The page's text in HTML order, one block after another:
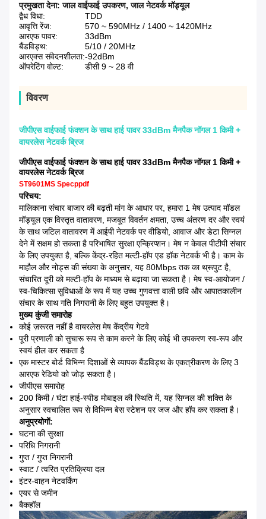
प्रमुखता देना:जाल वाईफाई उपकरण,जाल नेटवर्क मॉड्यूल
द्वैध विधा:
TDD
आवृत्ति रेंज:
570 ~ 590MHz / 1400 ~ 1420MHz
आरएफ पावर:
33dBm
बैंडविड्थ:
5/10 / 20MHz
आरएक्स संवेदनशीलता:-92dBm
ऑपरेटिंग वोल्ट:
डीसी 9 ~ 28 वी
विवरण
जीपीएस वाईफाई फंक्शन के साथ हाई पावर 33dBm मैनपैक नॉगल 1 किमी +
वायरलेस नेटवर्क ब्रिज
जीपीएस वाईफाई फंक्शन के साथ हाई पावर 33dBm मैनपैक नॉगल 1 किमी +
वायरलेस नेटवर्क ब्रिज
ST9601MS Specppdf
परिचय:
मालिकाना संचार बाजार की बढ़ती मांग के आधार पर, हमारा 1 मेष उत्पाद मॉडल
मॉड्यूल एक विस्तृत वातावरण, मजबूत विवर्तन क्षमता, उच्च अंतरण दर और स्वयं
के साथ जटिल वातावरण में आईपी नेटवर्क पर वीडियो, आवाज और डेटा सिग्नल
देने में सक्षम हो सकता है परिभाषित सुरक्षा एन्क्रिप्शन। मेष न केवल पीटीपी संचार
के लिए उपयुक्त है, बल्कि केंद्र-रहित मल्टी-हॉप एड हॉक नेटवर्क भी है। काम के
माहौल और नोड्स की संख्या के अनुसार, यह 80Mbps तक का थ्रूपुट है,
संचारित दूरी को मल्टी-हॉप के माध्यम से बढ़ाया जा सकता है। मेष स्व-आयोजन /
स्व-चिकित्सा सुविधाओं के रूप में यह उच्च गुणवत्ता वाली छवि और आपातकालीन
संचार के साथ गति निगरानी के लिए बहुत उपयुक्त है।
मुख्य कुंजी समारोह
कोई ज़रूरत नहीं है वायरलेस मेष केंद्रीय गेटवे
पूरी प्रणाली को सुचारू रूप से काम करने के लिए कोई भी उपकरण स्व-रूप और
स्वयं हील कर सकता है
एक मास्टर बोर्ड विभिन्न दिशाओं से व्यापक बैंडविड्थ के एकत्रीकरण के लिए 3
आरएफ रेडियो को जोड़ सकता है।
जीपीएस समारोह
200 किमी / घंटा हाई-स्पीड मोबाइल की स्थिति में, यह सिग्नल की शक्ति के
अनुसार स्वचालित रूप से विभिन्न बेस स्टेशन पर जज और हॉप कर सकता है।
अनुप्रयोगों:
घटना की सुरक्षा
परिधि निगरानी
गुप्त / गुप्त निगरानी
स्वाट / त्वरित प्रतिक्रिया दल
इंटर-वाहन नेटवर्किंग
एयर से जमीन
बैकहॉल